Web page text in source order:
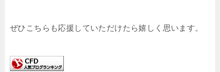
ぜひこちらも応援していただけたら嬉しく思います。